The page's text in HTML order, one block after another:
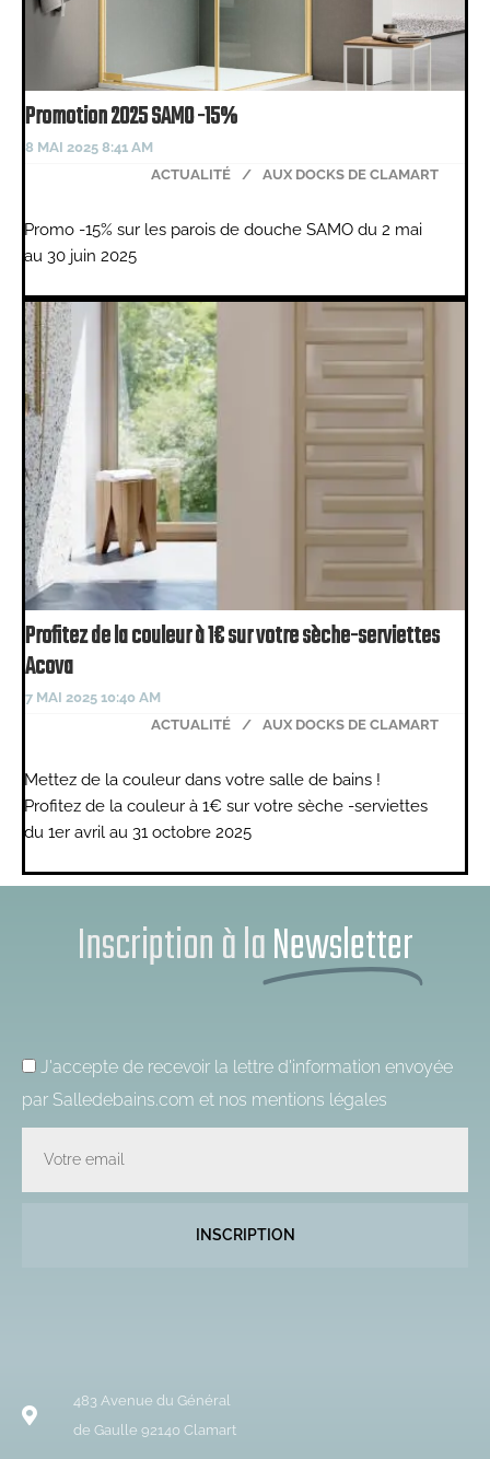
Promotion 2025 SAMO -15%
8 MAI 2025 8:41 AM
ACTUALITÉ
/ AUX DOCKS DE CLAMART
Promo -15% sur les parois de douche SAMO du 2 mai
au 30 juin 2025
Profitez de la couleur à 1€ sur votre sèche-serviettes
Acova
7 MAI 2025 10:40 AM
ACTUALITÉ
/ AUX DOCKS DE CLAMART
Mettez de la couleur dans votre salle de bains !
Profitez de la couleur à 1€ sur votre sèche -serviettes
du 1er avril au 31 octobre 2025
Inscription à laNewsletter
J'accepte de recevoir la lettre d'information envoyée
par Salledebains.com et nos mentions légales
INSCRIPTION
483 Avenue du Général
de Gaulle 92140 Clamart